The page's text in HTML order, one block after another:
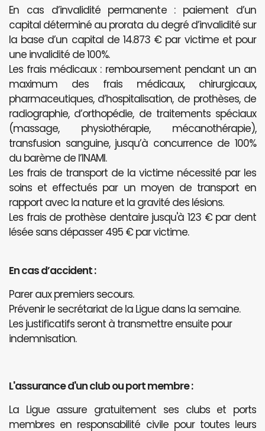
En cas d’invalidité permanente : paiement d’un
capital déterminé au prorata du degré d’invalidité sur
la base d’un capital de 14.873 € par victime et pour
une invalidité de 100%.
Les frais médicaux : remboursement pendant un an
maximum des frais médicaux, chirurgicaux,
pharmaceutiques, d’hospitalisation, de prothèses, de
radiographie, d’orthopédie, de traitements spéciaux
(massage, physiothérapie, mécanothérapie),
transfusion sanguine, jusqu’à concurrence de 100%
du barème de l’INAMI.
Les frais de transport de la victime nécessité par les
soins et effectués par un moyen de transport en
rapport avec la nature et la gravité des lésions.
Les frais de prothèse dentaire jusqu'à 123 € par dent
lésée sans dépasser 495 € par victime.
En cas d’accident :
Parer aux premiers secours.
Prévenir le secrétariat de la Ligue dans la semaine.
Les justificatifs seront à transmettre ensuite pour
indemnisation.
L'assurance d'un club ou port membre :
La Ligue assure gratuitement ses clubs et ports
membres en responsabilité civile pour toutes leurs